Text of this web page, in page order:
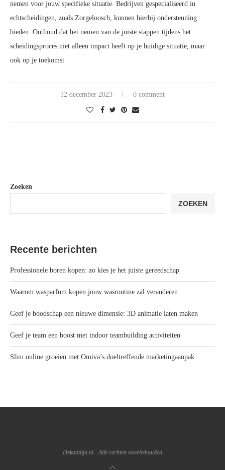
nemen voor jouw specifieke situatie. Bedrijven gespecialiseerd in
echtscheidingen, zoals Zorgeloosch, kunnen hierbij ondersteuning
bieden. Onthoud dat het nemen van de juiste stappen tijdens het
scheidingsproces niet alleen impact heeft op je huidige situatie, maar
ook op je toekomst
12 december 2023 0 comment
Zoeken
ZOEKEN
Recente berichten
Professionele boren kopen: zo kies je het juiste gereedschap
Waarom wasparfum kopen jouw wasroutine zal veranderen
Geef je boodschap een nieuwe dimensie: 3D animatie laten maken
Geef je team een boost met indoor teambuilding activiteiten
Slim online groeien met Omiva’s doeltreffende marketingaanpak
Dekantlijn.nl - Alle rechten voorbehouden